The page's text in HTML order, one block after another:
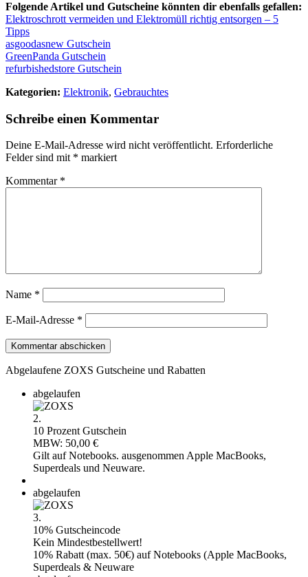
Folgende Artikel und Gutscheine könnten dir ebenfalls gefallen:
Elektroschrott vermeiden und Elektromüll richtig entsorgen – 5
Tipps
asgoodasnew Gutschein
GreenPanda Gutschein
refurbishedstore Gutschein
Kategorien: Elektronik, Gebrauchtes
Schreibe einen Kommentar
Deine E-Mail-Adresse wird nicht veröffentlicht. Erforderliche
Felder sind mit * markiert
Kommentar *
Name *
E-Mail-Adresse *
Abgelaufene ZOXS Gutscheine und Rabatten
abgelaufen
2.
10 Prozent Gutschein
MBW: 50,00 €
Gilt auf Notebooks. ausgenommen Apple MacBooks,
Superdeals und Neuware.
abgelaufen
3.
10% Gutscheincode
Kein Mindestbestellwert!
10% Rabatt (max. 50€) auf Notebooks (Apple MacBooks,
Superdeals & Neuware